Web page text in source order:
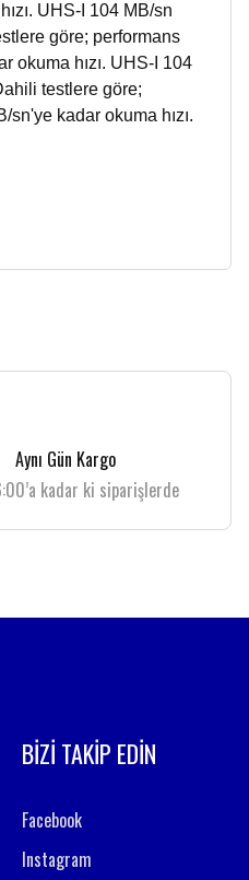
UHS-I 104 MB/sn
göre; performans
okuma hızı. UHS-I 104
testlere göre;
kadar okuma hızı.
Aynı Gün Kargo
kadar ki siparişlerde
BİZİ TAKİP EDİN
Facebook
Instagram